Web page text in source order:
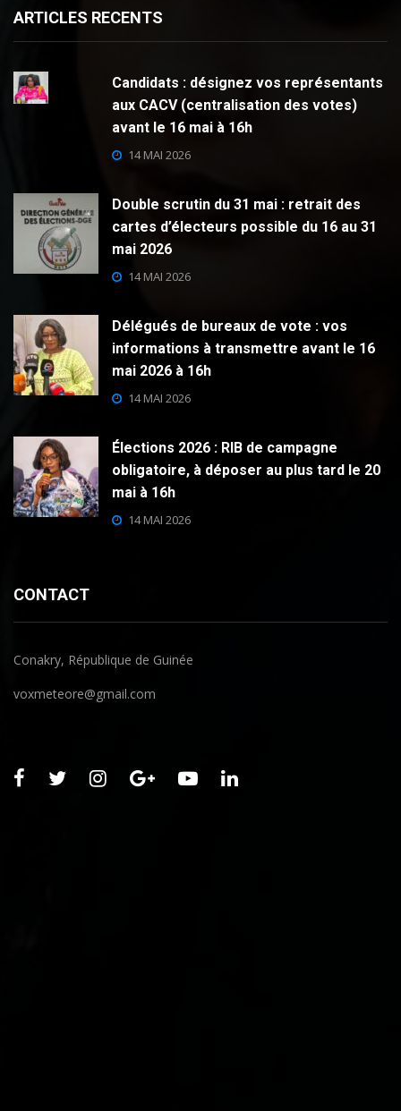
ARTICLES RECENTS
Candidats : désignez vos représentants
aux CACV (centralisation des votes)
avant le 16 mai à 16h
14 MAI 2026
Double scrutin du 31 mai : retrait des
cartes d’électeurs possible du 16 au 31
mai 2026
14 MAI 2026
Délégués de bureaux de vote : vos
informations à transmettre avant le 16
mai 2026 à 16h
14 MAI 2026
Élections 2026 : RIB de campagne
obligatoire, à déposer au plus tard le 20
mai à 16h
14 MAI 2026
CONTACT
Conakry, République de Guinée
voxmeteore@gmail.com